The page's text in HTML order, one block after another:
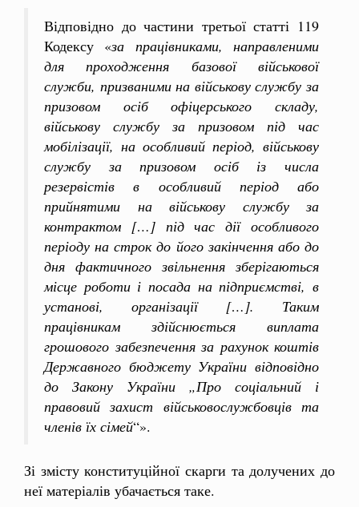
Відповідно до частини третьої статті 119
Кодексу «за працівниками, направленими
для проходження базової військової
служби, призваними на військову службу за
призовом осіб офіцерського складу,
військову службу за призовом під час
мобілізації, на особливий період, військову
службу за призовом осіб із числа
резервістів в особливий період або
прийнятими на військову службу за
контрактом […] під час дії особливого
періоду на строк до його закінчення або до
дня фактичного звільнення зберігаються
місце роботи і посада на підприємстві, в
установі, організації […]. Таким
працівникам здійснюється виплата
грошового забезпечення за рахунок коштів
Державного бюджету України відповідно
до Закону України „Про соціальний і
правовий захист військовослужбовців та
членів їх сімей“».
Зі змісту конституційної скарги та долучених до
неї матеріалів убачається таке.